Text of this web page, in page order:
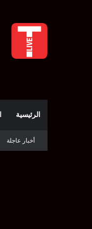
الرئيسية
أخبار عاجلة